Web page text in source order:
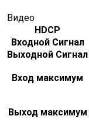
Видео
HDCP
Входной Сигнал
Выходной Сигнал
Вход максимум
Выход максимум